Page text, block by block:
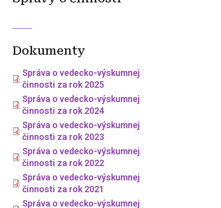
Dokumenty
Správa o vedecko-výskumnej
činnosti za rok 2025
Správa o vedecko-výskumnej
činnosti za rok 2024
Správa o vedecko-výskumnej
činnosti za rok 2023
Správa o vedecko-výskumnej
činnosti za rok 2022
Správa o vedecko-výskumnej
činnosti za rok 2021
Správa o vedecko-výskumnej